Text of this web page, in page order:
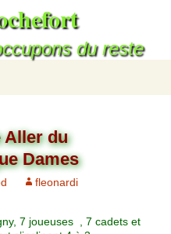
du reste
Aller du
Dames
fleonardi
7 joueuses , 7 cadets et